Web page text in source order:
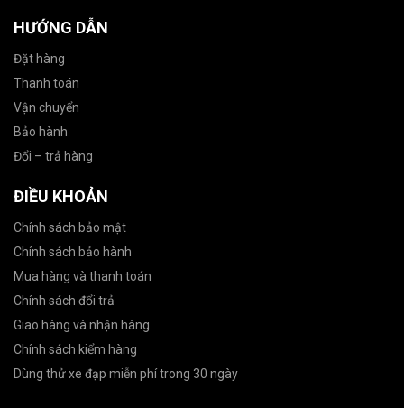
HƯỚNG DẪN
Đặt hàng
Thanh toán
Vận chuyển
Bảo hành
Đổi – trả hàng
ĐIỀU KHOẢN
Chính sách bảo mật
Chính sách bảo hành
Mua hàng và thanh toán
Chính sách đổi trả
Giao hàng và nhận hàng
Chính sách kiểm hàng
Dùng thử xe đạp miễn phí trong 30 ngày